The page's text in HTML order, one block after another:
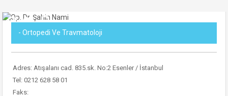
- Ortopedi Ve Travmatoloji
Adres: Atışalanı cad. 835.sk. No:2 Esenler / İstanbul
Tel: 0212 628 58 01
Faks: